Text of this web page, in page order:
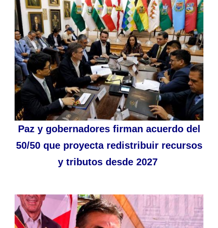
Paz y gobernadores firman acuerdo del
50/50 que proyecta redistribuir recursos
y tributos desde 2027